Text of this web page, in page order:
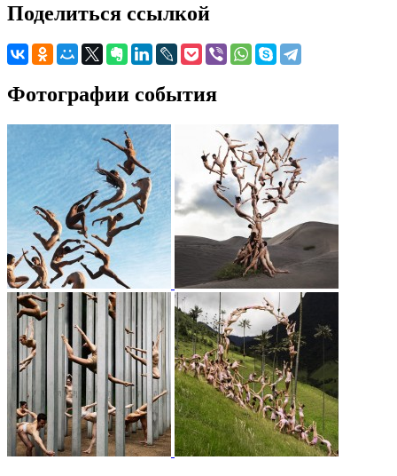
Поделиться ссылкой
Фотографии события